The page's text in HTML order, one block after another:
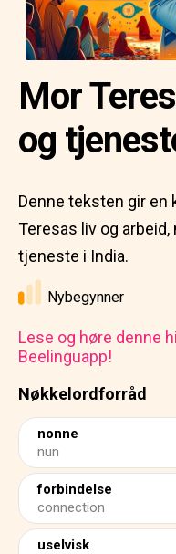
Nøkkelordforråd
nonne
nun
forbindelse
connection
uselvisk
Mor
og
Denne teksten gir en
Teresas liv og
tjeneste i India.
Nybegynner
Lese og høre denne
Beelinguapp!